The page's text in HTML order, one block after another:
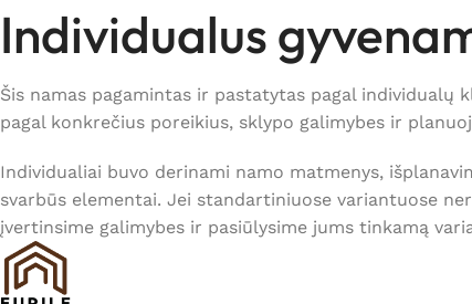
Individualus
Šis namas pagamintas ir pastatytas pagal individualų
pagal konkrečius poreikius, sklypo galimybes ir
Individualiai buvo derinami namo matmenys,
svarbūs elementai. Jei standartiniuose variantuose
įvertinsime galimybes ir pasiūlysime jums tinkamą